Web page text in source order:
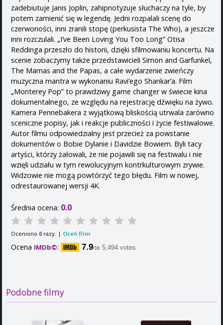
zadebiutuje Janis Joplin, zahipnotyzuje słuchaczy na tyle, by
potem zamienić się w legendę. Jedni rozpalali scenę do
czerwoności, inni zranili stopę (perkusista The Who), a jeszcze
inni rozczulali. „I’ve Been Loving You Too Long” Otisa
Reddinga przeszło do historii, dzięki sfilmowaniu koncertu. Na
scenie zobaczymy także przedstawicieli Simon and Garfunkel,
The Mamas and the Papas, a całe wydarzenie zwieńczy
muzyczna mantra w wykonaniu Ravi’ego Shankar’a. Film
„Monterey Pop” to prawdziwy game changer w świecie kina
dokumentalnego, ze względu na rejestrację dźwięku na żywo.
Kamera Pennebakera z wyjątkową bliskością utrwala zarówno
sceniczne popisy, jak i reakcje publiczności i życie festiwalowe.
Autor filmu odpowiedzialny jest przecież za powstanie
dokumentów o Bobie Dylanie i Davidzie Bowiem. Byli tacy
artyści, którzy żałowali, że nie pojawili się na festiwalu i nie
wzięli udziału w tym rewolucyjnym kontrkulturowym zrywie.
Widzowie nie mogą powtórzyć tego błędu. Film w nowej,
odrestaurowanej wersji 4K.
Średnia ocena: 0.0
Oceniono 0 razy. | Oceń film
Ocena IMDb©: 7.9/10 5,494 votes
Podobne filmy